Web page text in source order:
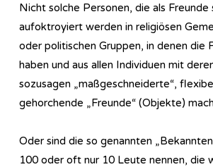
Nicht solche Personen, die als Freunde
aufoktroyiert werden in religiösen
oder politischen Gruppen, in denen die
haben und aus allen Individuen mit
sozusagen „maßgeschneiderte“,
gehorchende „Freunde“ (Objekte)
Oder sind die so genannten
100 oder oft nur 10 Leute nennen, die